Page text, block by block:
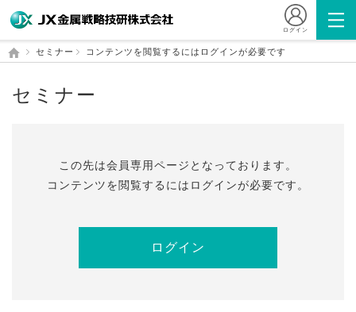
ログイン
セミナー コンテンツを閲覧するにはログインが必要です
セミナー
この先は会員専⽤ページとなっております。
コンテンツを閲覧するにはログインが必要です。
ログイン